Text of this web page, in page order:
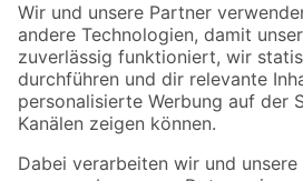
Der toom Newsletter: Keine Angebote und
Zur Newsletter Anmeldung
Folge uns